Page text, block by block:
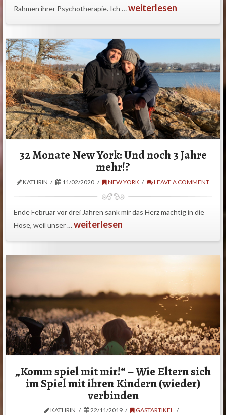
Rahmen ihrer Psychotherapie. Ich …weiterlesen
32 Monate New York: Und noch 3 Jahre
mehr!?
KATHRIN 11/02/2020 NEW YORK LEAVE A COMMENT
Ende Februar vor drei Jahren sank mir das Herz mächtig in die
Hose, weil unser …weiterlesen
„Komm spiel mit mir!“ – Wie Eltern sich
im Spiel mit ihren Kindern (wieder)
verbinden
KATHRIN 22/11/2019
GASTARTIKEL